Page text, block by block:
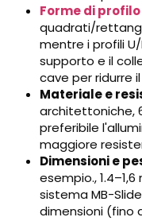
Forme di
quadrati/
mentre i profili
supporto e il
cave per ridurre
Materiale e
architettoniche,
preferibile
maggiore
Dimensioni e
esempio.,
sistema MB-
dimensioni (fino